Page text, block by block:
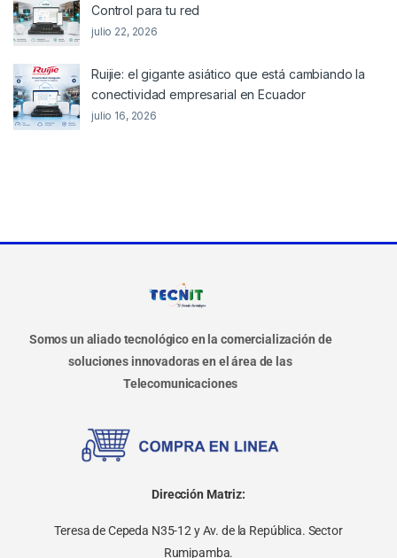
Control para tu red
julio 22, 2026
Ruijie: el gigante asiático que está cambiando la
conectividad empresarial en Ecuador
julio 16, 2026
Somos un aliado tecnológico en la comercialización de
soluciones innovadoras en el área de las
Telecomunicaciones
Dirección Matriz:
Teresa de Cepeda N35-12 y Av. de la República. Sector
Rumipamba.